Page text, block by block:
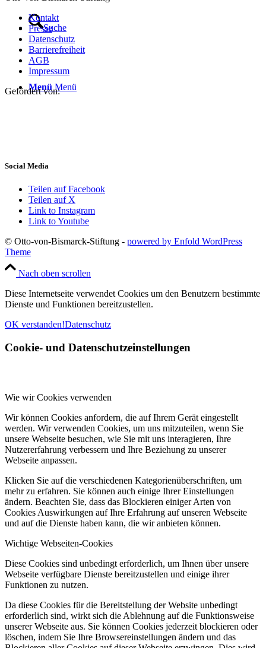
Suche
Menü Menü
Kontakt
Presse
Datenschutz
Barrierefreiheit
AGB
Impressum
Gefördert von:
Social Media
Teilen auf Facebook
Teilen auf X
Link to Instagram
Link to Youtube
© Otto-von-Bismarck-Stiftung - powered by Enfold WordPress
Theme
Nach oben scrollen
Diese Internetseite verwendet Cookies um den Benutzern bestimmte
Dienste und Funktionen bereitzustellen.
OK verstanden!Datenschutz
Cookie- und Datenschutzeinstellungen
Wie wir Cookies verwenden
Wir können Cookies anfordern, die auf Ihrem Gerät eingestellt
werden. Wir verwenden Cookies, um uns mitzuteilen, wenn Sie
unsere Webseite besuchen, wie Sie mit uns interagieren, Ihre
Nutzererfahrung verbessern und Ihre Beziehung zu unserer
Webseite anpassen.
Klicken Sie auf die verschiedenen Kategorienüberschriften, um
mehr zu erfahren. Sie können auch einige Ihrer Einstellungen
ändern. Beachten Sie, dass das Blockieren einiger Arten von
Cookies Auswirkungen auf Ihre Erfahrung auf unseren Webseite
und auf die Dienste haben kann, die wir anbieten können.
Wichtige Webseiten-Cookies
Diese Cookies sind unbedingt erforderlich, um Ihnen über unsere
Webseite verfügbare Dienste bereitzustellen und einige ihrer
Funktionen zu nutzen.
Da diese Cookies für die Bereitstellung der Website unbedingt
erforderlich sind, wirkt sich die Ablehnung auf die Funktionsweise
unserer Webseite aus. Sie können Cookies jederzeit blockieren oder
löschen, indem Sie Ihre Browsereinstellungen ändern und das